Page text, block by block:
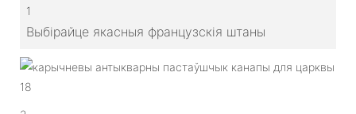
1
Выбірайце якасныя французскія штаны